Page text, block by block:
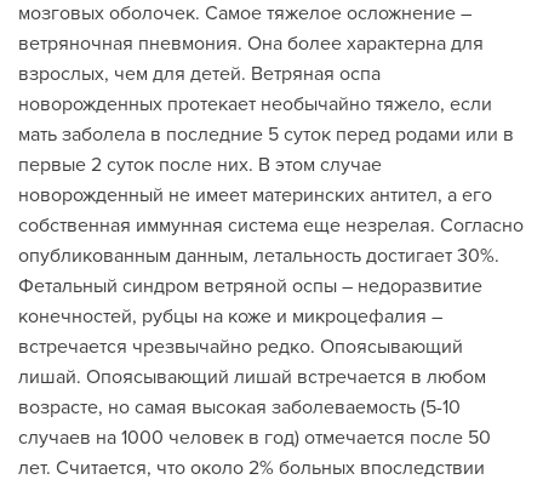
мозговых оболочек. Самое тяжелое осложнение –
ветряночная пневмония. Она более характерна для
взрослых, чем для детей. Ветряная оспа
новорожденных протекает необычайно тяжело, если
мать заболела в последние 5 суток перед родами или в
первые 2 суток после них. В этом случае
новорожденный не имеет материнских антител, а его
собственная иммунная система еще незрелая. Согласно
опубликованным данным, летальность достигает 30%.
Фетальный синдром ветряной оспы – недоразвитие
конечностей, рубцы на коже и микроцефалия –
встречается чрезвычайно редко. Опоясывающий
лишай. Опоясывающий лишай встречается в любом
возрасте, но самая высокая заболеваемость (5-10
случаев на 1000 человек в год) отмечается после 50
лет. Считается, что около 2% больных впоследствии